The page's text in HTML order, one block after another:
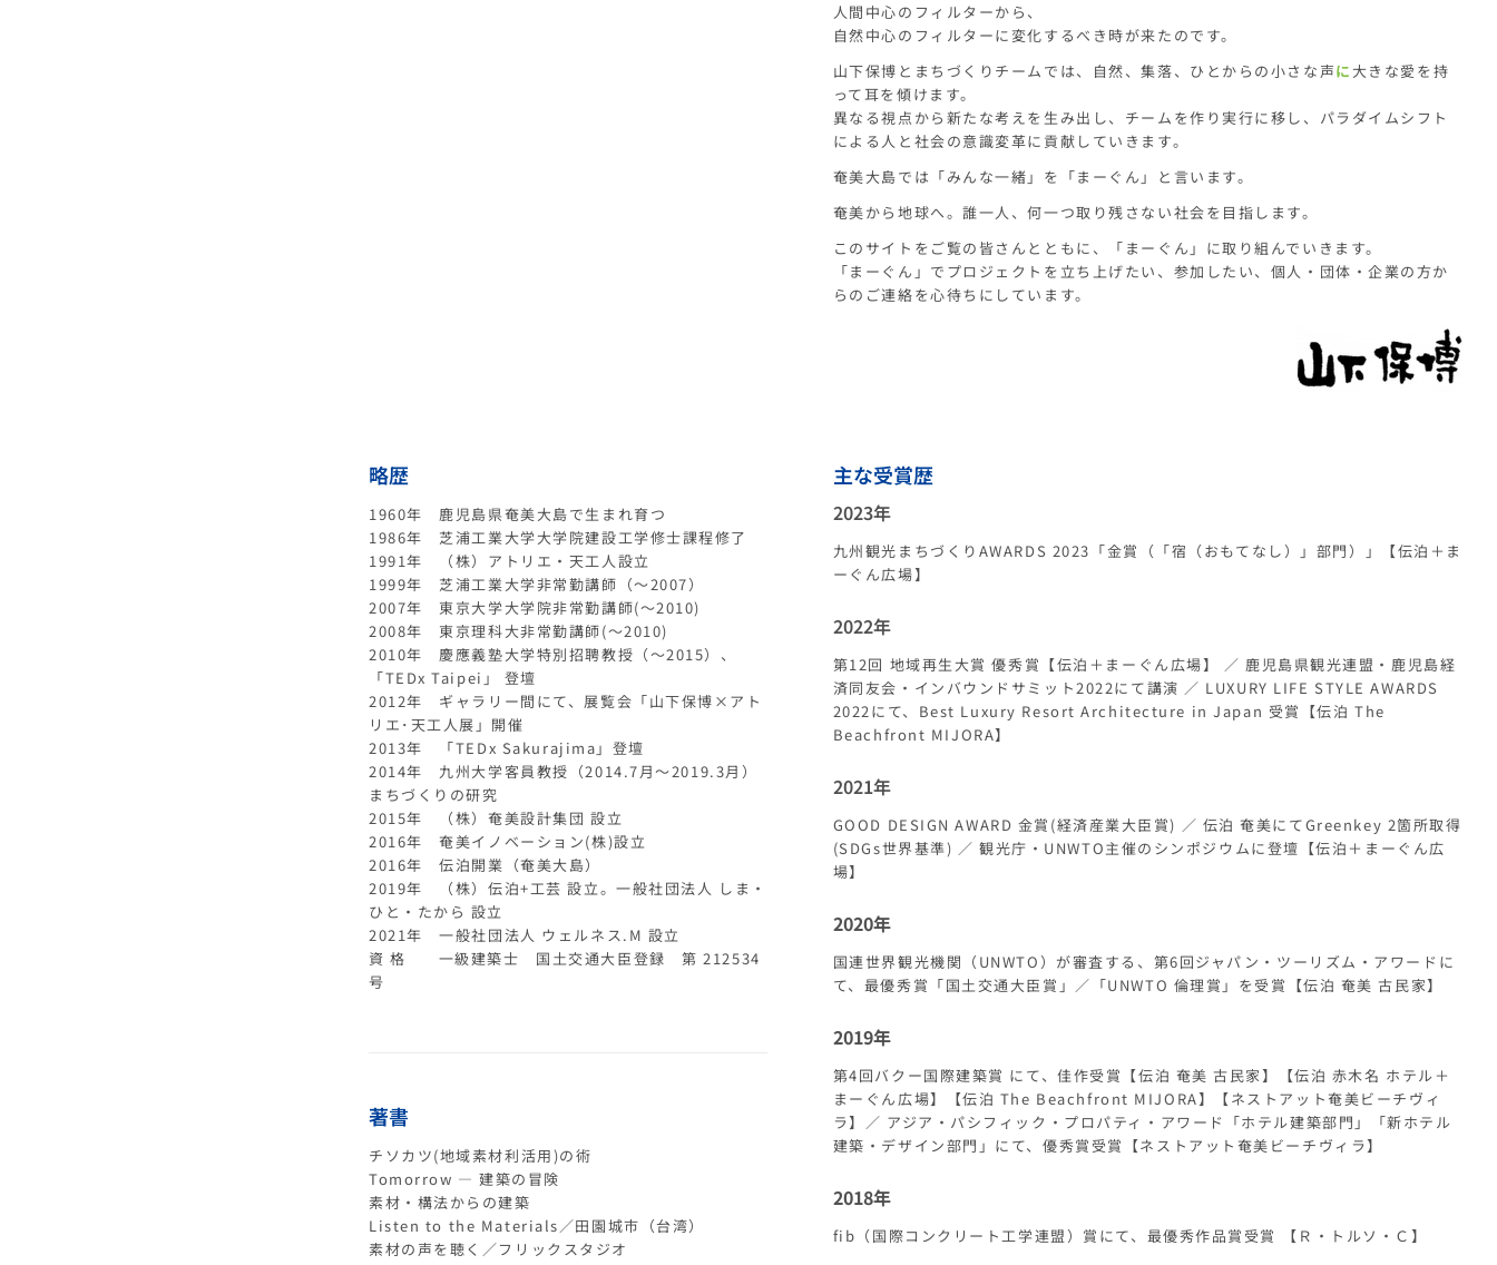
人間中心のフィルターから、
自然中心のフィルターに変化するべき時が来たのです。
山下保博とまちづくりチームでは、自然、集落、ひとからの小さな声に大きな愛を持
って耳を傾けます。
異なる視点から新たな考えを生み出し、チームを作り実行に移し、パラダイムシフト
による人と社会の意識変革に貢献していきます。
奄美大島では「みんな一緒」を「まーぐん」と言います。
奄美から地球へ。誰一人、何一つ取り残さない社会を目指します。
このサイトをご覧の皆さんとともに、「まーぐん」に取り組んでいきます。
「まーぐん」でプロジェクトを立ち上げたい、参加したい、個人・団体・企業の方か
らのご連絡を心待ちにしています。
略歴
1960年 鹿児島県奄美大島で生まれ育つ
1986年 芝浦工業大学大学院建設工学修士課程修了
1991年 （株）アトリエ・天工人設立
1999年 芝浦工業大学非常勤講師（～2007）
2007年 東京大学大学院非常勤講師(～2010)
2008年 東京理科大非常勤講師(～2010)
2010年 慶應義塾大学特別招聘教授（～2015）、
「TEDx Taipei」 登壇
2012年 ギャラリー間にて、展覧会「山下保博×アト
リエ･天工人展」開催
2013年 「TEDx Sakurajima」登壇
2014年 九州大学客員教授（2014.7月～2019.3月）
まちづくりの研究
2015年 （株）奄美設計集団 設立
2016年 奄美イノベーション(株)設立
2016年 伝泊開業（奄美大島）
2019年 （株）伝泊+工芸 設立。一般社団法人 しま・
ひと・たから 設立
2021年 一般社団法人 ウェルネス.M 設立
資 格 一級建築士 国土交通大臣登録 第 212534
号
著書
チソカツ(地域素材利活用)の術
Tomorrow — 建築の冒険
素材・構法からの建築
Listen to the Materials／田園城市（台湾）
素材の声を聴く／フリックスタジオ
主な受賞歴
2023年
九州観光まちづくり AWARDS 2023 「金賞（「宿（おもてなし）」部門）」【伝泊＋ま
ーぐん広場】
2022年
第12回 地域再生大賞 優秀賞【伝泊＋まーぐん広場】 ／ 鹿児島県観光連盟・鹿児島経
済同友会・インバウンドサミット2022にて講演 ／ LUXURY LIFE STYLE AWARDS
2022にて、Best Luxury Resort Architecture in Japan 受賞【伝泊 The
Beachfront MIJORA】
2021年
GOOD DESIGN AWARD 金賞(経済産業大臣賞) ／ 伝泊 奄美にてGreenkey 2箇所取得
(SDGs世界基準) ／ 観光庁・UNWTO主催のシンポジウムに登壇【伝泊＋まーぐん広
場】
2020年
国連世界観光機関（UNWTO）が審査する、第6回ジャパン・ツーリズム・アワードに
て、最優秀賞「国土交通大臣賞」／「UNWTO 倫理賞」を受賞【伝泊 奄美 古民家】
2019年
第4回バクー国際建築賞 にて、佳作受賞【伝泊 奄美 古民家】【伝泊 赤木名 ホテル＋
まーぐん広場】【伝泊 The Beachfront MIJORA】【ネストアット奄美ビーチヴィ
ラ】／ アジア・パシフィック・プロパティ・アワード「ホテル建築部門」「新ホテル
建築・デザイン部門」にて、優秀賞受賞【ネストアット奄美ビーチヴィラ】
2018年
fib（国際コンクリート工学連盟）賞にて、最優秀作品賞受賞 【Ｒ・トルソ・Ｃ】